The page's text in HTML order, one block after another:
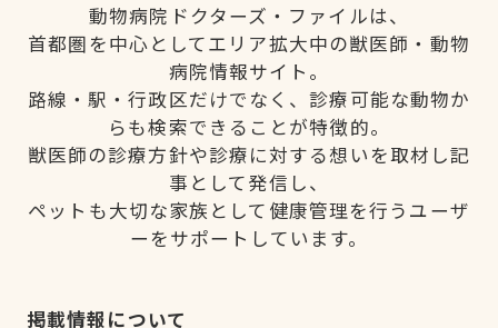
動物病院ドクターズ・ファイルは、
首都圏を中心としてエリア拡大中の獣医師・動物
病院情報サイト。
路線・駅・行政区だけでなく、診療可能な動物か
らも検索できることが特徴的。
獣医師の診療方針や診療に対する想いを取材し記
事として発信し、
ペットも大切な家族として健康管理を行うユーザ
ーをサポートしています。
掲載情報について